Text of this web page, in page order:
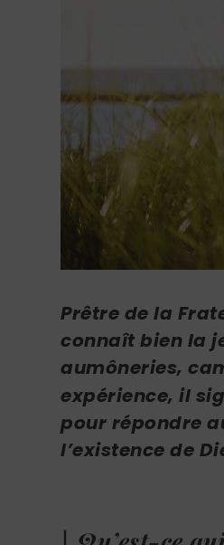
Prêtre de la
connaît bien la
aumôneries,
expérience, il
pour répondre
l’existence de